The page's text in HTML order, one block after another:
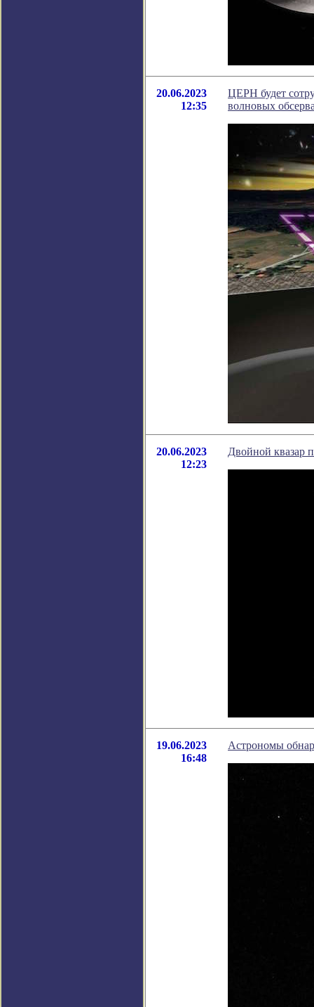
20.06.2023
12:35
ЦЕРН будет
волновых
20.06.2023
12:23
Двойной квазар
19.06.2023
16:48
Астрономы